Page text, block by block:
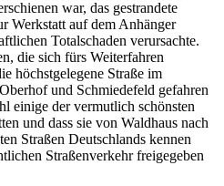
war, das gestrandete
Werkstatt auf dem Anhänger
Totalschaden verursachte.
die sich fürs Weiterfahren
höchstgelegene Straße im
und Schmiedefeld gefahren
einige der vermutlich schönsten
und dass sie von Waldhaus nach
Straßen Deutschlands kennen
Straßenverkehr freigegeben